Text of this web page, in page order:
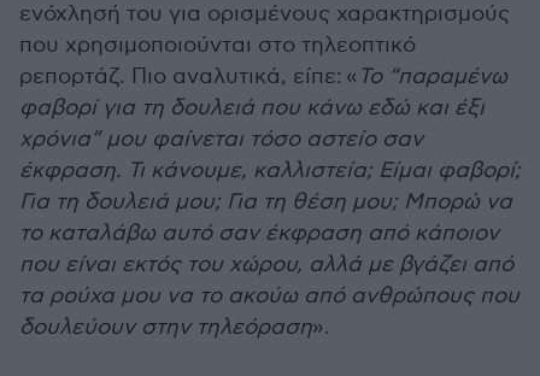
ενόχλησή του για ορισμένους χαρακτηρισμούς
που χρησιμοποιούνται στο τηλεοπτικό
ρεπορτάζ. Πιο αναλυτικά, είπε: « Το “παραμένω
φαβορί για τη δουλειά που κάνω εδώ και έξι
χρόνια” μου φαίνεται τόσο αστείο σαν
έκφραση. Τι κάνουμε, καλλιστεία; Είμαι φαβορί;
Για τη δουλειά μου; Για τη θέση μου; Μπορώ να
το καταλάβω αυτό σαν έκφραση από κάποιον
που είναι εκτός του χώρου, αλλά με βγάζει από
τα ρούχα μου να το ακούω από ανθρώπους που
δουλεύουν στην τηλεόραση».